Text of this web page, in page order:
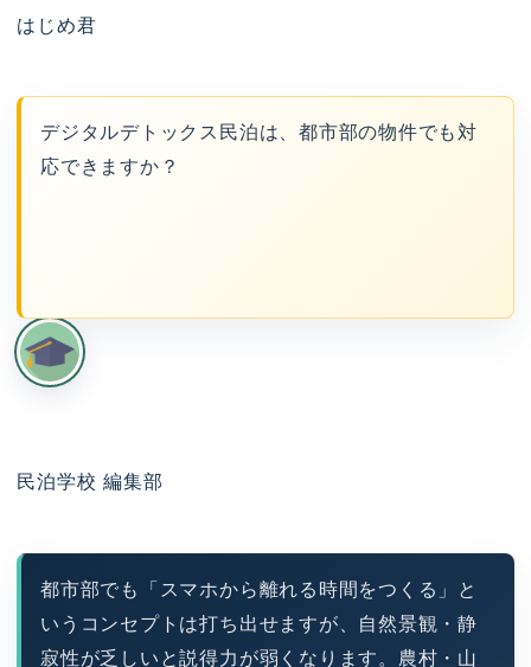
はじめ君
デジタルデトックス民泊は、都市部の物件でも対
応できますか？
民泊学校 編集部
都市部でも「スマホから離れる時間をつくる」と
いうコンセプトは打ち出せますが、自然景観・静
寂性が乏しいと説得力が弱くなります。農村・山